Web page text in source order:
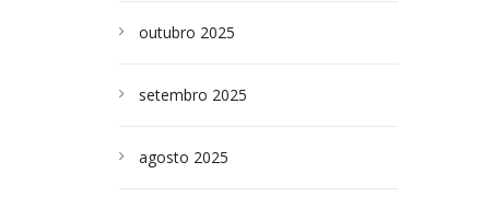
outubro 2025
setembro 2025
agosto 2025